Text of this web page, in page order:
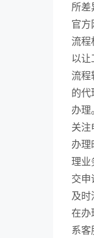
所差
官方
流程
以让
流程
的代
办理。
关注
办理
理业
交申
及时
在办
系客